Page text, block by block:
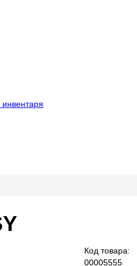
Код товара:
00005555